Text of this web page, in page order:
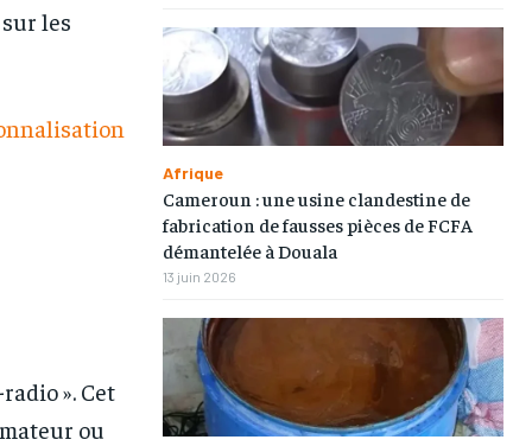
les
». Cet
ou
Afrique
Cameroun : une usine clandestine de
fabrication de fausses pièces de FCFA
démantelée à Douala
13 juin 2026